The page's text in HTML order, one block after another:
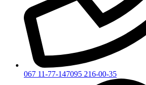
067 11-77-147095 216-00-35